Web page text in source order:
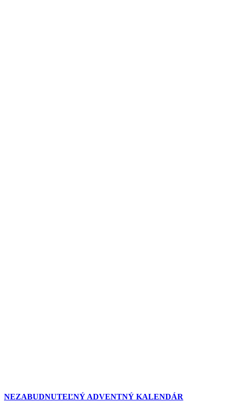
NEZABUDNUTEĽNÝ ADVENTNÝ KALENDÁR